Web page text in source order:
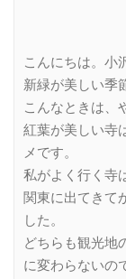
こんにちは。小
新緑が美しい季
こんなときは、
紅葉が美しい寺
メです。
私がよく行く寺
関東に出てきて
した。
どちらも観光地
に変わらないの